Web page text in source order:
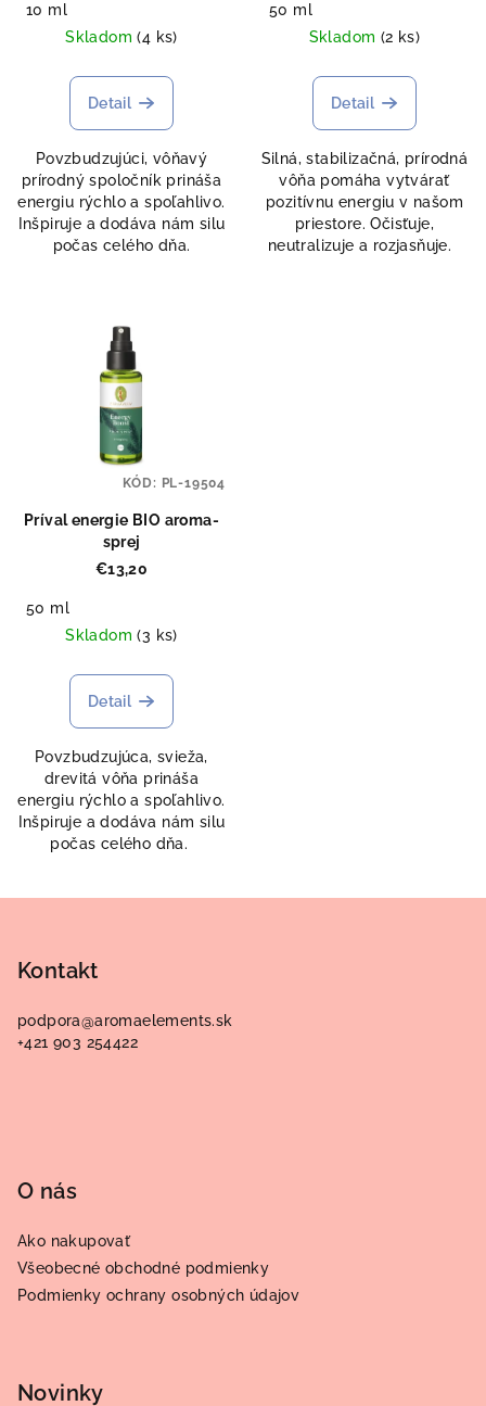
10 ml
Skladom(4 ks)
Detail
Povzbudzujúci, vôňavý
prírodný spoločník prináša
energiu rýchlo a spoľahlivo.
Inšpiruje a dodáva nám silu
počas celého dňa.
50 ml
Skladom (2 ks)
Detail
Silná, stabilizačná, prírodná
vôňa pomáha vytvárať
pozitívnu energiu v našom
priestore. Očisťuje,
neutralizuje a rozjasňuje.
Príval energie BIO aroma-
sprej
€13,20
50 ml
Skladom(3 ks)
Detail
Povzbudzujúca, svieža,
drevitá vôňa prináša
energiu rýchlo a spoľahlivo.
Inšpiruje a dodáva nám silu
počas celého dňa.
KÓD: PL-19504
Kontakt
podpora@aromaelements.sk
+421 903 254422
O nás
Ako nakupovať
Všeobecné obchodné podmienky
Podmienky ochrany osobných údajov
Novinky